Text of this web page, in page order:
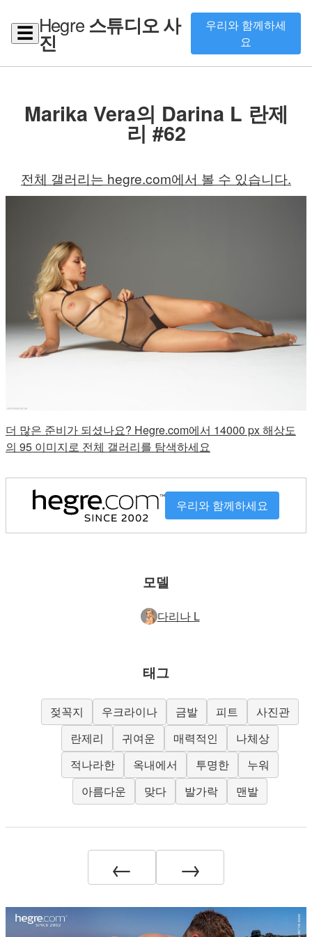
☰ Hegre스튜디오 사
진
우리와 함께하세
요
Marika Vera의 Darina L 란제
리 #62
전체 갤러리는 hegre.com에서 볼 수 있습니다.
더 많은 준비가 되셨나요? Hegre.com에서 14000 px 해상도
의 95 이미지로 전체 갤러리를 탐색하세요
우리와 함께하세요
모델
다리나 L
태그
젖꼭지 우크라이나 금발 피트
사진관
란제리
귀여운 매력적인
나체상
적나라한
옥내에서 투명한
누워
아름다운
맞다 발가락 맨발
← →